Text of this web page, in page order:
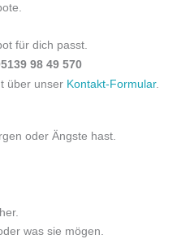
für dich passt.
98 49 570
über unser Kontakt-Formular.
oder Ängste hast.
was sie mögen.